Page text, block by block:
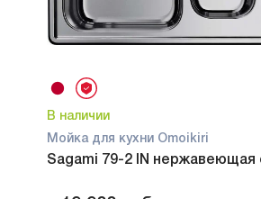
В наличии
Мойка для кухни Omoikiri
Sagami 79-2 IN нержавеющая